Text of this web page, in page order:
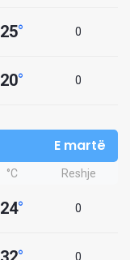
25° 0
20° 0
E martë
°C Reshje
24° 0
0